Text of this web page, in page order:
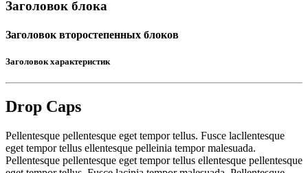
Заголовок блока
Заголовок второстепенных блоков
Заголовок характеристик
Drop Caps
Pellentesque pellentesque eget tempor tellus. Fusce lacllentesque
eget tempor tellus ellentesque pelleinia tempor malesuada.
Pellentesque pellentesque eget tempor tellus ellentesque pellentesque